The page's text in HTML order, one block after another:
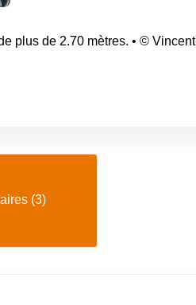
plus de 2.70 mètres. • © Vincent
(3)